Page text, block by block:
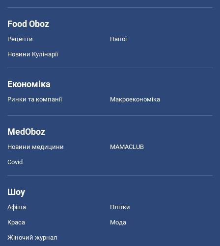
Food Oboz
Рецепти Напої
Новини Кулінарії
Економіка
Ринки та компанії Макроекономіка
MedOboz
Новини медицини MAMACLUB
Covid
Шоу
Афіша Плітки
Краса Мода
Жіночий журнал